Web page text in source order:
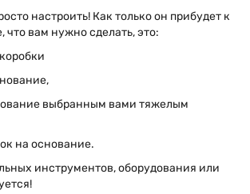
настроить! Как только он прибудет к
что вам нужно сделать, это:
выбранным вами тяжелым
на основание.
инструментов, оборудования или